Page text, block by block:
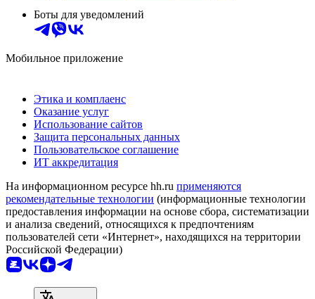
Боты для уведомлений
Мобильное приложение
Этика и комплаенс
Оказание услуг
Использование сайтов
Защита персональных данных
Пользовательское соглашение
ИТ аккредитация
На информационном ресурсе hh.ru применяются
рекомендательные технологии (информационные технологии
предоставления информации на основе сбора, систематизации
и анализа сведений, относящихся к предпочтениям
пользователей сети «Интернет», находящихся на территории
Российской Федерации)